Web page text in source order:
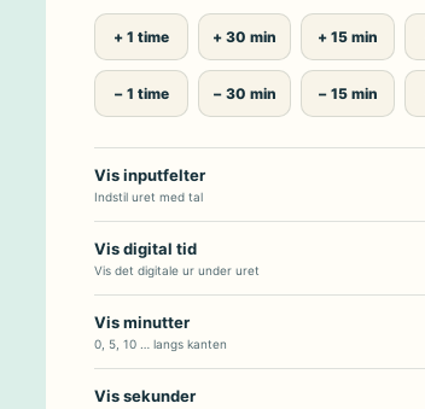
+ 1 time
− 1 time
+ 30 min
− 30 min
+ 15 min
− 15 min
Vis inputfelter
Indstil uret med tal
Vis digital tid
Vis det digitale ur under uret
Vis minutter
0, 5, 10 … langs kanten
Vis sekunder